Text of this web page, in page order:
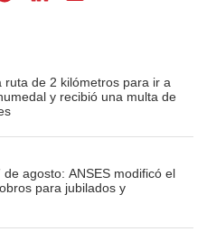
ruta de 2 kilómetros para ir a
y recibió una multa de
agosto: ANSES modificó el
para jubilados y